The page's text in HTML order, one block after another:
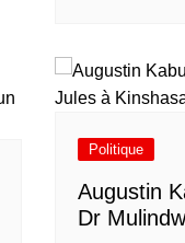
Politique
Augustin
Dr